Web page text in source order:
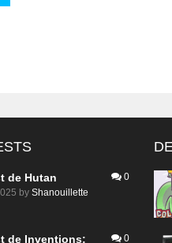
de Hutan
by Shanouillette
0
de Inventions:
0